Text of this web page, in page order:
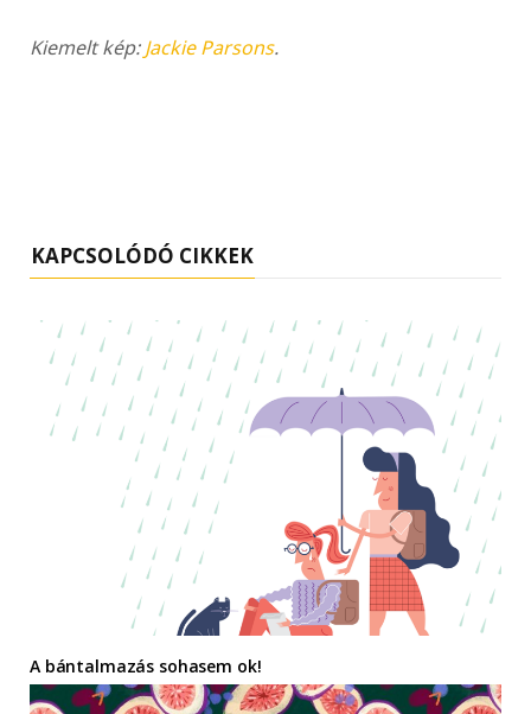
Kiemelt kép:Jackie Parsons.
KAPCSOLÓDÓ CIKKEK
A bántalmazás sohasem ok!